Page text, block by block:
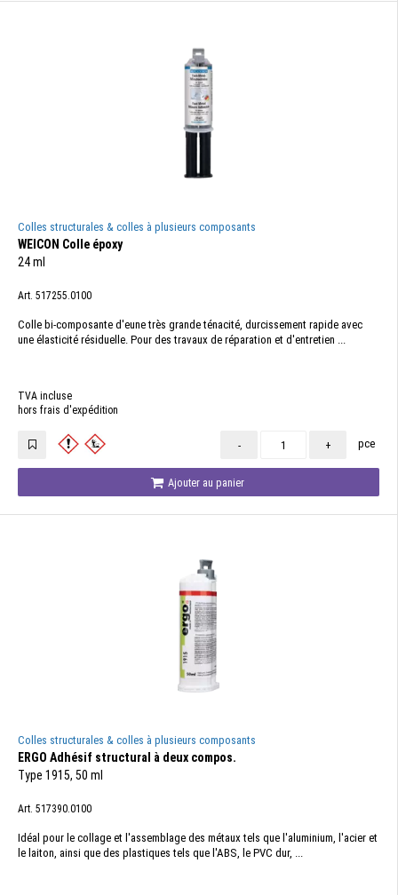
Colles structurales & colles à plusieurs composants
WEICON Colle époxy
24 ml
Art. 517255.0100
Colle bi-composante d'eune très grande ténacité, durcissement rapide avec
une élasticité résiduelle. Pour des travaux de réparation et d'entretien ...
TVA incluse
hors frais d'expédition
- + pce
Ajouter au panier
Colles structurales & colles à plusieurs composants
ERGO Adhésif structural à deux compos.
Type 1915, 50 ml
Art. 517390.0100
Idéal pour le collage et l'assemblage des métaux tels que l'aluminium, l'acier et
le laiton, ainsi que des plastiques tels que l'ABS, le PVC dur, ...